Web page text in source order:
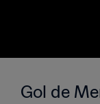
Gol de